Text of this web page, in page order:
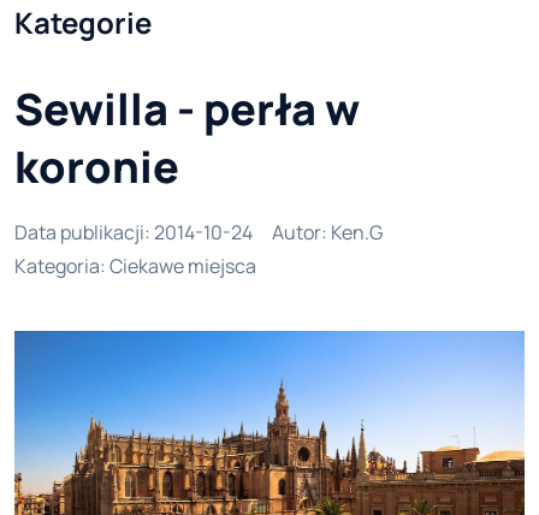
Kategorie
Sewilla - perła w
koronie
Data publikacji: 2014-10-24 Autor: Ken.G
Kategoria: Ciekawe miejsca